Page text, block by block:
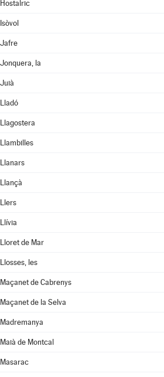
Hostalric
Isòvol
Jafre
Jonquera, la
Juià
Lladó
Llagostera
Llambilles
Llanars
Llançà
Llers
Llívia
Lloret de Mar
Llosses, les
Maçanet de Cabrenys
Maçanet de la Selva
Madremanya
Maià de Montcal
Masarac